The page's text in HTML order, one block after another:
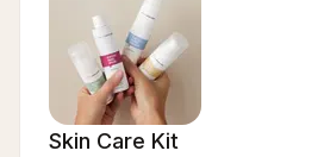
Skin Care Kit